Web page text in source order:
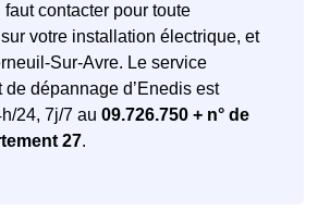
faut contacter pour toute
votre installation électrique, et
Sur-Avre. Le service
de dépannage d’Enedis est
24, 7j/7 au 09.726.750 + n° de
27.